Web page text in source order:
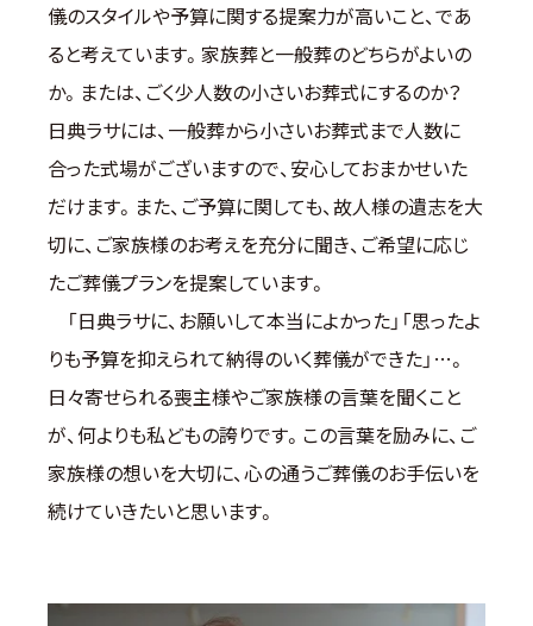
儀のスタイルや予算に関する提案力が高いこと、であ
ると考えています。家族葬と一般葬のどちらがよいの
か。または、ごく少人数の小さいお葬式にするのか？
日典ラサには、一般葬から小さいお葬式まで人数に
合った式場がございますので、安心しておまかせいた
だけます。また、ご予算に関しても、故人様の遺志を大
切に、ご家族様のお考えを充分に聞き、ご希望に応じ
たご葬儀プランを提案しています。
「日典ラサに、お願いして本当によかった」「思ったよ
りも予算を抑えられて納得のいく葬儀ができた」…。
日々寄せられる喪主様やご家族様の言葉を聞くこと
が、何よりも私どもの誇りです。この言葉を励みに、ご
家族様の想いを大切に、心の通うご葬儀のお手伝いを
続けていきたいと思います。